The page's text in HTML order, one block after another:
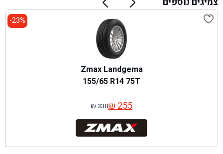
23%-
Zmax Landgema
155/65 R14 75T
₪330
המחיר
המקורי
היה:
₪ 330.
₪255 המחיר
הנוכחי
הוא:
₪ 255.